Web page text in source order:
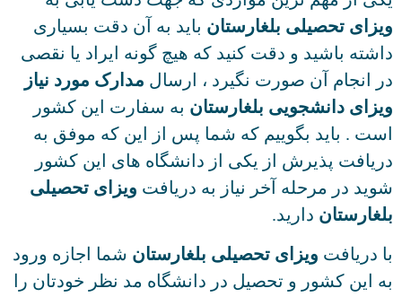
تحصیلی بلغارستانباید به آن دقت بسیاری
باشید و دقت کنید که هیچ گونه ایراد یا نقصی
انجام آن صورت نگیرد ، ارسالمدارک مورد نیاز
دانشجویی بلغارستانبه سفارت این کشور
. باید بگوییم که شما پس از این که موفق به
پذیرش از یکی از دانشگاه های این کشور
در مرحله آخر نیاز به دریافتویزای تحصیلی
دارید.
دریافتویزای تحصیلی بلغارستانشما اجازه ورود
این کشور و تحصیل در دانشگاه مد نظر خودتان را